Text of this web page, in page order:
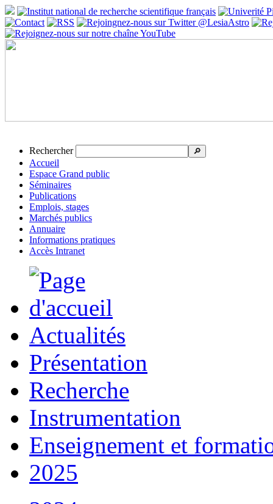
Rechercher 🔎
Accueil
Espace Grand public
Séminaires
Publications
Emplois, stages
Marchés publics
Annuaire
Informations pratiques
Accès Intranet
Actualités
Présentation
Recherche
Instrumentation
Enseignement et
2025